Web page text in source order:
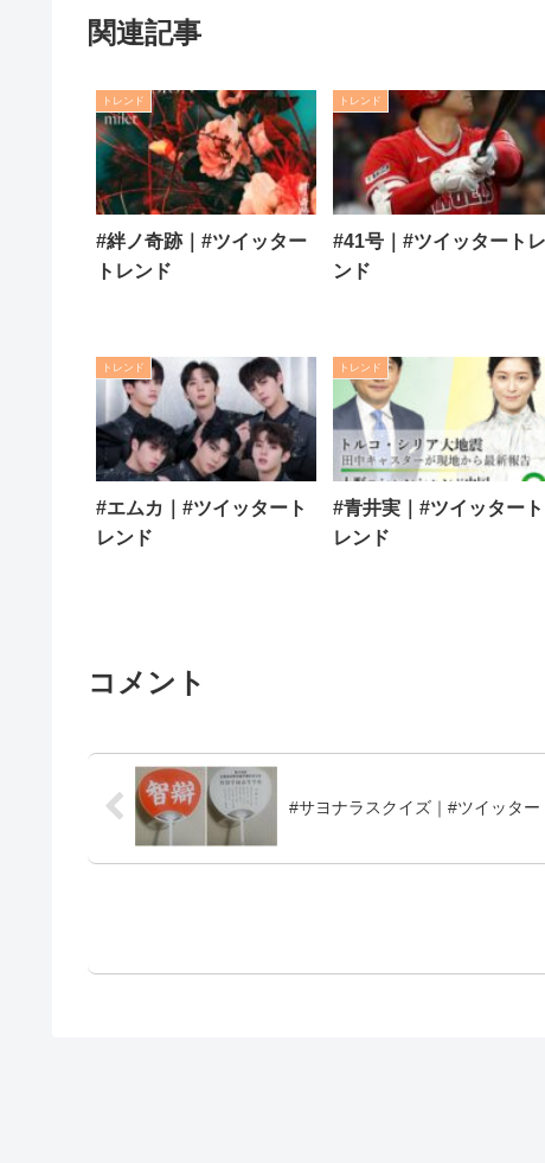
関連記事
トレンド
#絆ノ奇跡｜#ツイッター
トレンド
トレンド
#41号｜#ツイッタートレ
ンド
トレンド
#エムカ｜#ツイッタート
レンド
トレンド
#青井実｜#ツイッタート
レンド
コメント
#サヨナラスクイズ｜#ツイッター